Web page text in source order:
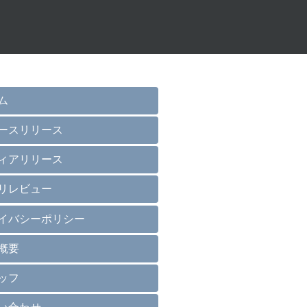
スリリース
アリリース
レビュー
バシーポリシー
要
フ